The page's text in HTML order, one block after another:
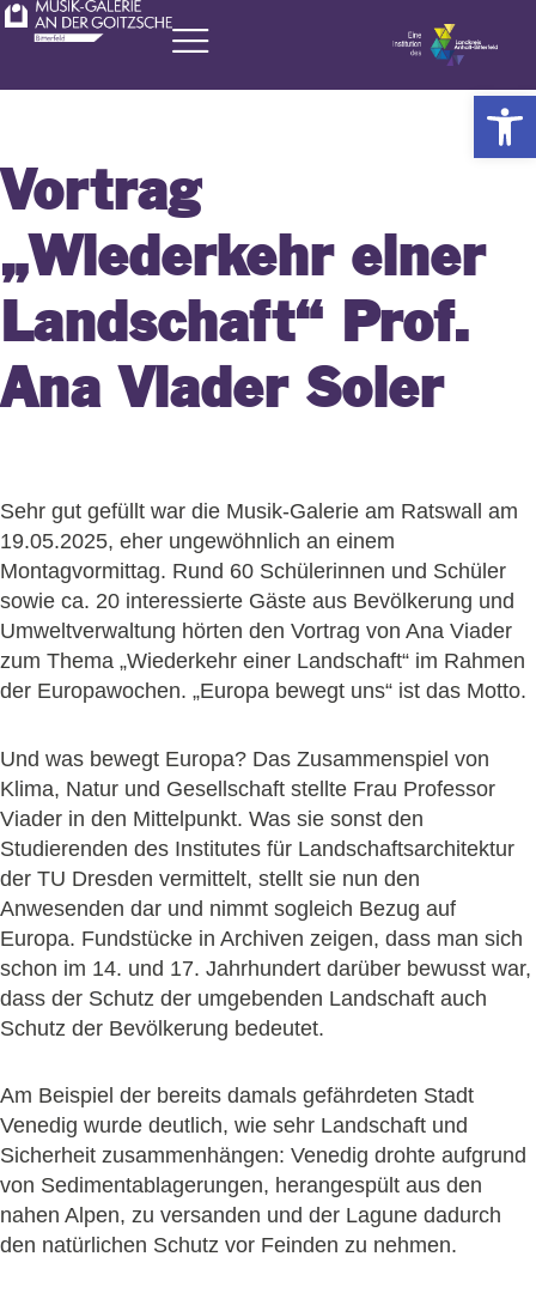
Zum
Inhalt
Vortrag
„Wiederkehr einer
Landschaft“ Prof.
Ana Viader Soler
Sehr gut gefüllt war die Musik-Galerie am Ratswall am
19.05.2025, eher ungewöhnlich an einem
Montagvormittag. Rund 60 Schülerinnen und Schüler
sowie ca. 20 interessierte Gäste aus Bevölkerung und
Umweltverwaltung hörten den Vortrag von Ana Viader
zum Thema „Wiederkehr einer Landschaft“ im Rahmen
der Europawochen. „Europa bewegt uns“ ist das Motto.
Und was bewegt Europa? Das Zusammenspiel von
Klima, Natur und Gesellschaft stellte Frau Professor
Viader in den Mittelpunkt. Was sie sonst den
Studierenden des Institutes für Landschaftsarchitektur
der TU Dresden vermittelt, stellt sie nun den
Anwesenden dar und nimmt sogleich Bezug auf
Europa. Fundstücke in Archiven zeigen, dass man sich
schon im 14. und 17. Jahrhundert darüber bewusst war,
dass der Schutz der umgebenden Landschaft auch
Schutz der Bevölkerung bedeutet.
Am Beispiel der bereits damals gefährdeten Stadt
Venedig wurde deutlich, wie sehr Landschaft und
Sicherheit zusammenhängen: Venedig drohte aufgrund
von Sedimentablagerungen, herangespült aus den
nahen Alpen, zu versanden und der Lagune dadurch
den natürlichen Schutz vor Feinden zu nehmen.